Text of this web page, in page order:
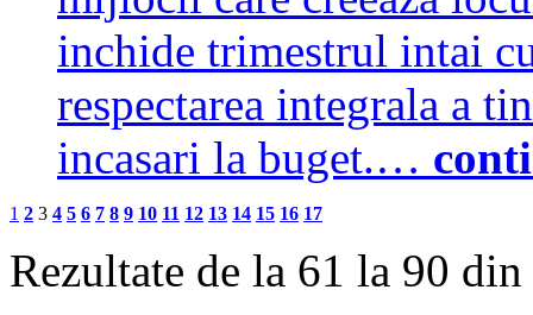
inchide trimestrul intai
respectarea integrala a
incasari la buget.…
1 2 3 4 5 6 7 8 9 10 11 12 13 14 15 16 17
Rezultate de la 61 la 90